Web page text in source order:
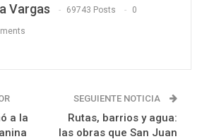
Vargas 69743 Posts 0
a la
SEGUIENTE NOTICIA
Rutas, barrios y agua:
las obras que San Juan